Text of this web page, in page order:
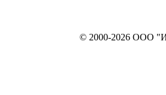
© 2000-2026 ООО "ИНТЕРЬЕР`c"